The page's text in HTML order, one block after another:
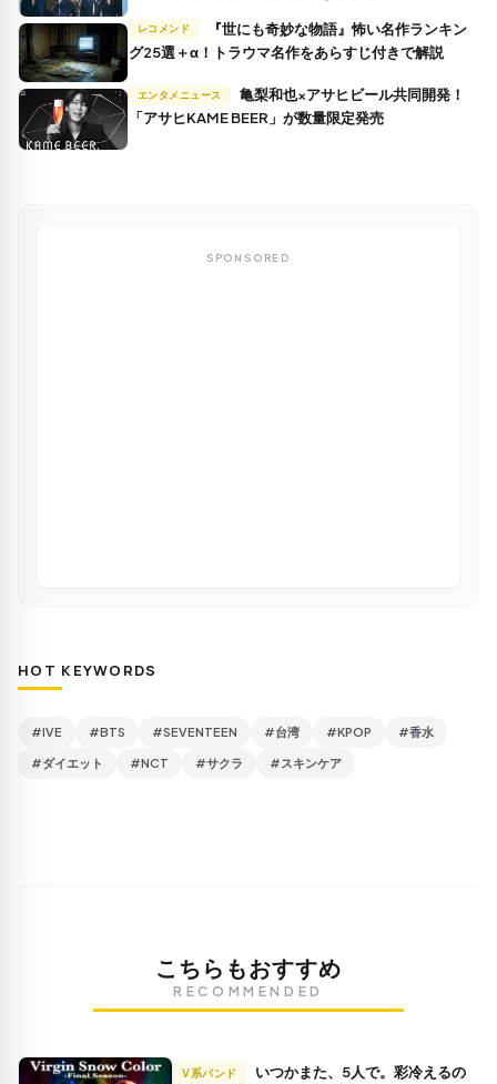
レコメンド
グ25選＋α！トラウマ名作をあらすじ付きで解説
エンタメニュース
「アサヒKAME BEER」が数量限定発売
SPONSORED
HOT KEYWORDS
#IVE #BTS #SEVENTEEN #台湾 #KPOP #香水
#ダイエット #NCT #サクラ #スキンケア
こちらもおすすめ
RECOMMENDED
V系バンド